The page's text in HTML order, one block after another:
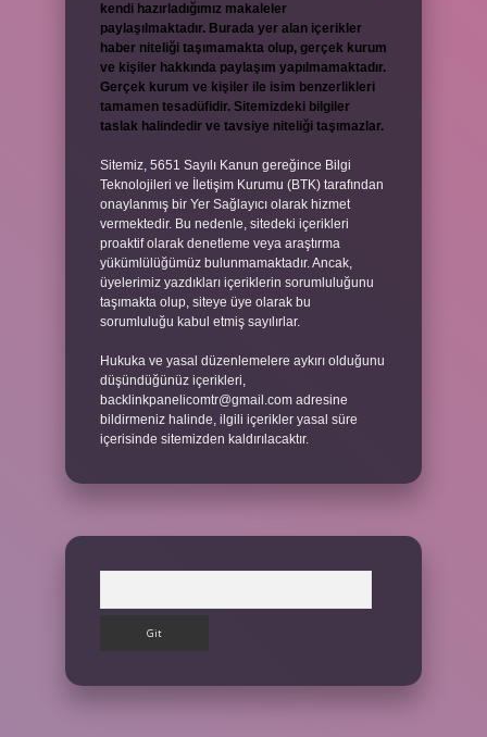
kendi hazırladığımız makaleler
paylaşılmaktadır. Burada yer alan içerikler
haber niteliği taşımamakta olup, gerçek kurum
ve kişiler hakkında paylaşım yapılmamaktadır.
Gerçek kurum ve kişiler ile isim benzerlikleri
tamamen tesadüfidir. Sitemizdeki bilgiler
taslak halindedir ve tavsiye niteliği taşımazlar.
Sitemiz, 5651 Sayılı Kanun gereğince Bilgi
Teknolojileri ve İletişim Kurumu (BTK) tarafından
onaylanmış bir Yer Sağlayıcı olarak hizmet
vermektedir. Bu nedenle, sitedeki içerikleri
proaktif olarak denetleme veya araştırma
yükümlülüğümüz bulunmamaktadır. Ancak,
üyelerimiz yazdıkları içeriklerin sorumluluğunu
taşımakta olup, siteye üye olarak bu
sorumluluğu kabul etmiş sayılırlar.
Hukuka ve yasal düzenlemelere aykırı olduğunu
düşündüğünüz içerikleri,
backlinkpanelicomtr@gmail.com adresine
bildirmeniz halinde, ilgili içerikler yasal süre
içerisinde sitemizden kaldırılacaktır.